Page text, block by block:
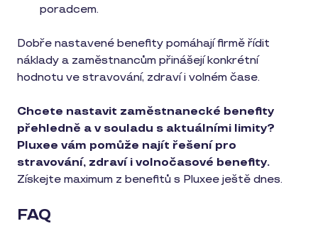
poradcem.
Dobře nastavené benefity pomáhají firmě řídit
náklady a zaměstnancům přinášejí konkrétní
hodnotu ve stravování, zdraví i volném čase.
Chcete nastavit zaměstnanecké benefity
přehledně a v souladu s aktuálními limity?
Pluxee vám pomůže najít řešení pro
stravování, zdraví i volnočasové benefity.
Získejte maximum z benefitů s Pluxee ještě dnes.
FAQ